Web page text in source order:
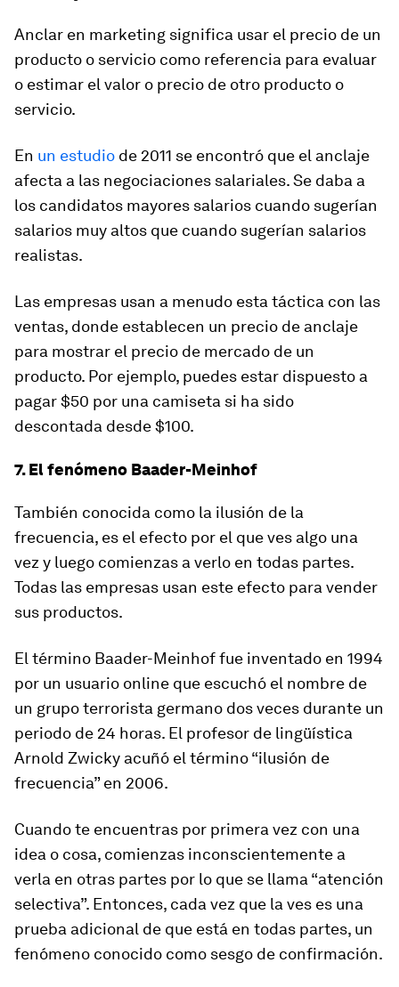
Anclar en marketing significa usar el precio de un
producto o servicio como referencia para evaluar
o estimar el valor o precio de otro producto o
servicio.
En un estudio de 2011 se encontró que el anclaje
afecta a las negociaciones salariales. Se daba a
los candidatos mayores salarios cuando sugerían
salarios muy altos que cuando sugerían salarios
realistas.
Las empresas usan a menudo esta táctica con las
ventas, donde establecen un precio de anclaje
para mostrar el precio de mercado de un
producto. Por ejemplo, puedes estar dispuesto a
pagar $50 por una camiseta si ha sido
descontada desde $100.
7. El fenómeno Baader-Meinhof
También conocida como la ilusión de la
frecuencia, es el efecto por el que ves algo una
vez y luego comienzas a verlo en todas partes.
Todas las empresas usan este efecto para vender
sus productos.
El término Baader-Meinhof fue inventado en 1994
por un usuario online que escuchó el nombre de
un grupo terrorista germano dos veces durante un
periodo de 24 horas. El profesor de lingüística
Arnold Zwicky acuñó el término “ilusión de
frecuencia” en 2006.
Cuando te encuentras por primera vez con una
idea o cosa, comienzas inconscientemente a
verla en otras partes por lo que se llama “atención
selectiva”. Entonces, cada vez que la ves es una
prueba adicional de que está en todas partes, un
fenómeno conocido como sesgo de confirmación.